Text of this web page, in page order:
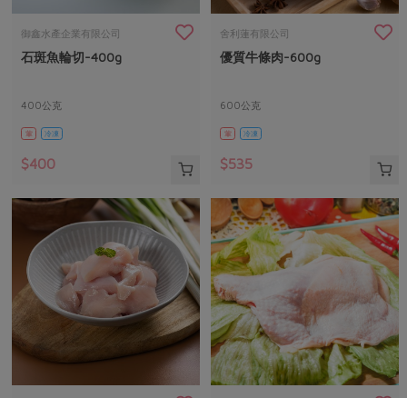
御鑫水產企業有限公司
石斑魚輪切-400g
400公克
葷 冷凍
$400
舍利蓮有限公司
優質牛條肉-600g
600公克
葷 冷凍
$535